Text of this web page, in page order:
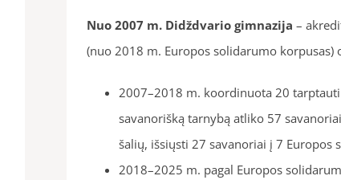
Nuo 2007 m. Didždvario gimnazija –
(nuo 2018 m. Europos solidarumo korpusas)
2007–2018 m. koordinuota 20
savanorišką tarnybą atliko 57
šalių, išsiųsti 27 savanoriai į 7 Europos
2018–2025 m. pagal Europos